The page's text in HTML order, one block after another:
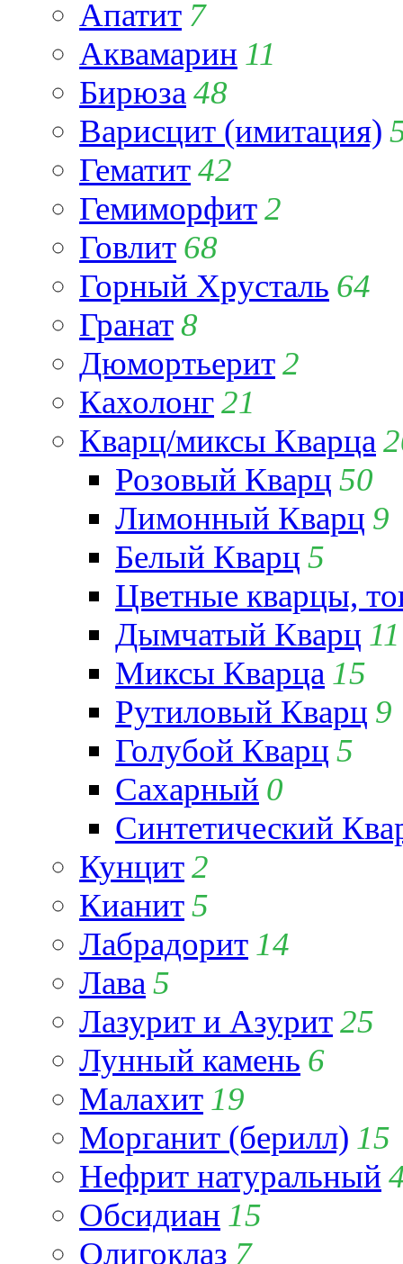
Апатит 7
Аквамарин 11
Бирюза 48
Варисцит (имитация)
Гематит42
Гемиморфит2
Говлит 68
Горный Хрусталь 64
Гранат8
Дюмортьерит2
Кахолонг21
Кварц/миксы Кварца
Розовый Кварц 50
Лимонный Кварц 9
Белый Кварц 5
Цветные кварцы,
Дымчатый Кварц 11
Миксы Кварца 15
Рутиловый Кварц 9
Голубой Кварц 5
Сахарный 0
Синтетический
Кунцит2
Кианит5
Лабрадорит 14
Лава 5
Лазурит и Азурит25
Лунный камень 6
Малахит 19
Морганит (берилл) 15
Нефрит натуральный
Обсидиан 15
Олигоклаз 7